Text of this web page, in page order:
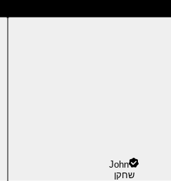
John
שחקן